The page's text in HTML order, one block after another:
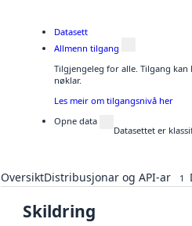
Datasett
Allmenn tilgang
Tilgjengeleg for alle. Tilgang
nøklar.
Les meir om tilgangsnivå her
Opne data
Datasettet er
OversiktDistribusjonar og API-ar 1
Skildring